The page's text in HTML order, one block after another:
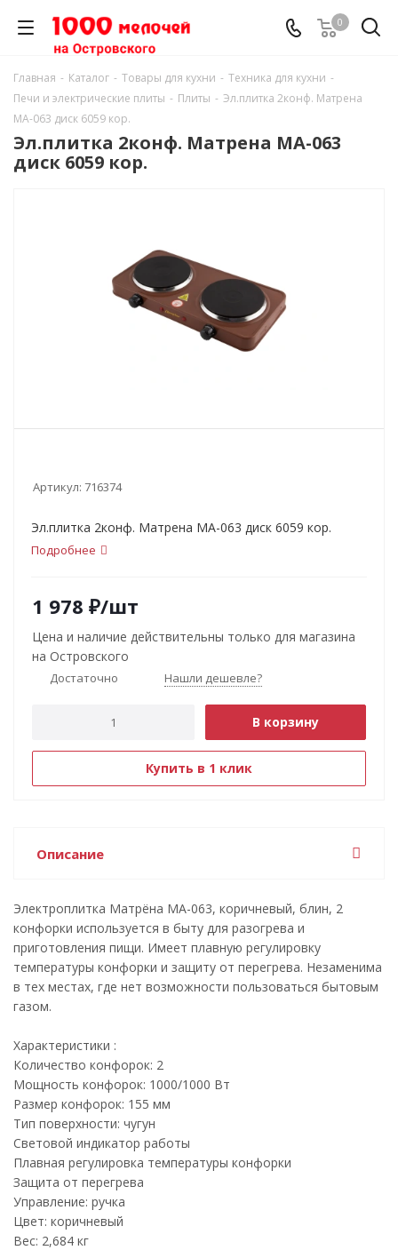
0
Главная - Каталог - Товары для кухни - Техника для кухни -
Печи и электрические плиты - Плиты - Эл.плитка 2конф. Матрена
МА-063 диск 6059 кор.
Эл.плитка 2конф. Матрена МА-063
диск 6059 кор.
Артикул: 716374
Эл.плитка 2конф. Матрена МА-063 диск 6059 кор.
Подробнее
1 978 ₽/шт
Цена и наличие действительны только для магазина
на Островского
Достаточно Нашли дешевле?
В корзину
Купить в 1 клик
Описание
Электроплитка Матрёна МА-063, коричневый, блин, 2
конфорки используется в быту для разогрева и
приготовления пищи. Имеет плавную регулировку
температуры конфорки и защиту от перегрева. Незаменима
в тех местах, где нет возможности пользоваться бытовым
газом.
Характеристики :
Количество конфорок: 2
Мощность конфорок: 1000/1000 Вт
Размер конфорок: 155 мм
Тип поверхности: чугун
Световой индикатор работы
Плавная регулировка температуры конфорки
Защита от перегрева
Управление: ручка
Цвет: коричневый
Вес: 2,684 кг